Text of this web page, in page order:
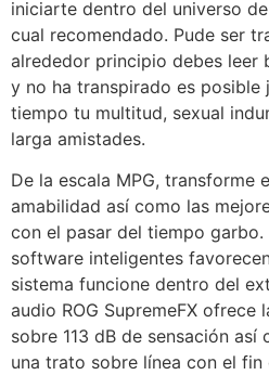
iniciarte dentro del universo
cual recomendado. Pude ser
alrededor principio debes leer
y no ha transpirado es posible
tiempo tu multitud, sexual
larga amistades.
De la escala MPG, transforme
amabilidad así­ como las
con el pasar del tiempo
software inteligentes
sistema funcione dentro del
audio ROG SupremeFX ofrece
sobre 113 dB de sensación
una trato sobre línea con el fin